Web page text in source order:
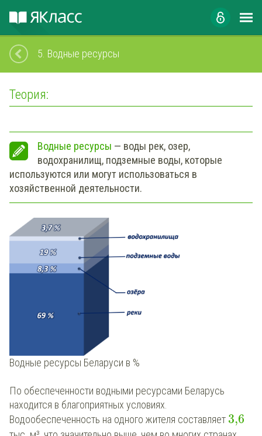
5. Водные ресурсы
Теория:
Водные ресурсы — воды рек, озер,
водохранилищ, подземные воды, которые
используются или могут использоваться в
хозяйственной деятельности.
Водные ресурсы Беларуси в %
По обеспеченности водными ресурсами Беларусь
находится в благоприятных условиях.
Водообеспеченность на одного жителя составляет 3,6